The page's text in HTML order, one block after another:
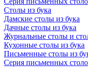
Столы из бука
Дамские столы из бука
Дачные столы из бука
Журнальные столы и
Кухонные столы из бука
Письменные столы из
Серия письменных